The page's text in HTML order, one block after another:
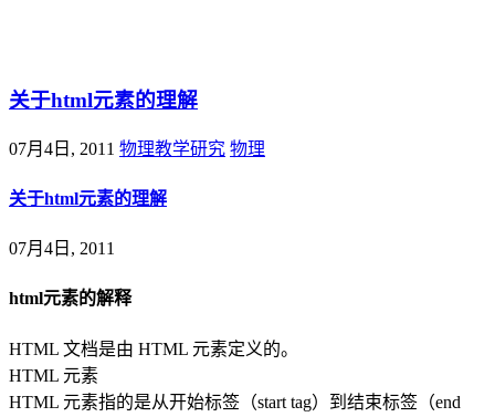
关于html元素的理解
07月4日, 2011 物理教学研究 物理
关于html元素的理解
07月4日, 2011
html元素的解释
HTML 文档是由 HTML 元素定义的。
HTML 元素
HTML 元素指的是从开始标签（start tag）到结束标签（end